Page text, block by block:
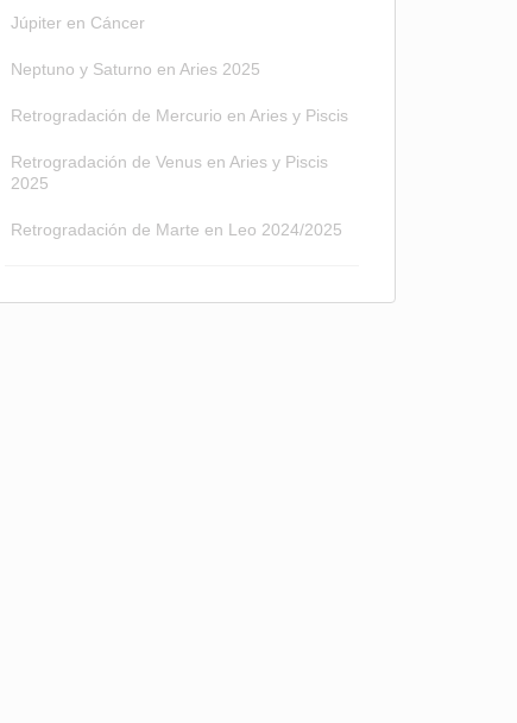
Júpiter en Cáncer
Neptuno y Saturno en Aries 2025
Retrogradación de Mercurio en Aries y Piscis
Retrogradación de Venus en Aries y Piscis
2025
Retrogradación de Marte en Leo 2024/2025